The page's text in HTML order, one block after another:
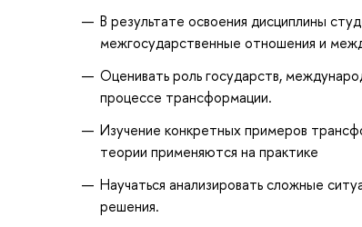
В результате освоения дисциплины
межгосударственные отношения и
Оценивать роль государств,
процессе трансформации.
Изучение конкретных примеров
теории применяются на практике
Научаться анализировать сложные
решения.